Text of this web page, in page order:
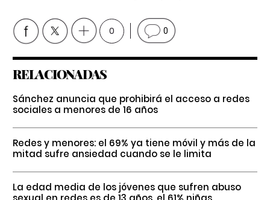
0 0
RELACIONADAS
Sánchez anuncia que prohibirá el acceso a redes
sociales a menores de 16 años
Redes y menores: el 69% ya tiene móvil y más de la
mitad sufre ansiedad cuando se le limita
La edad media de los jóvenes que sufren abuso